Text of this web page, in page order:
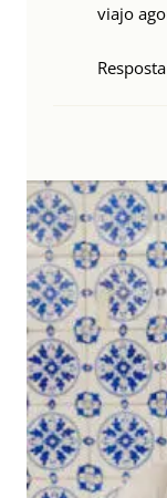
viajo
Resposta